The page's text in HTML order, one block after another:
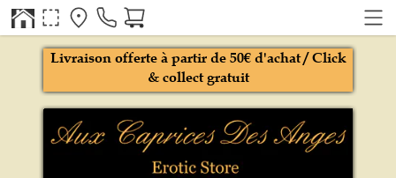
Livraison offerte à partir de 50€ d'achat / Click
& collect gratuit